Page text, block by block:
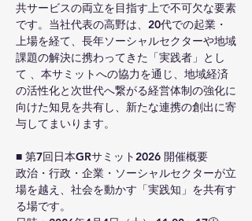
共サービスの両立を目指す上で不可欠な要素
です。当社代表の高野は、20代での起業・
上場を経て、長年ソーシャルセクターや地域
課題の解決に携わってきた「実践者」とし
て 、本サミットへの協力を通じ、地域経済
の活性化と次世代へ繋がる経営体制の強化に
向けた知見を共有し、新たな連携の創出に寄
与してまいります。
■ 第7回日本GRサミット2026 開催概要
政治・行政・企業・ソーシャルセクターが立
場を越え、社会を動かす「実践知」を共有す
る場です。